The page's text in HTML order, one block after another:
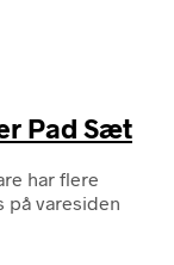
Pad Sæt
har flere
på varesiden